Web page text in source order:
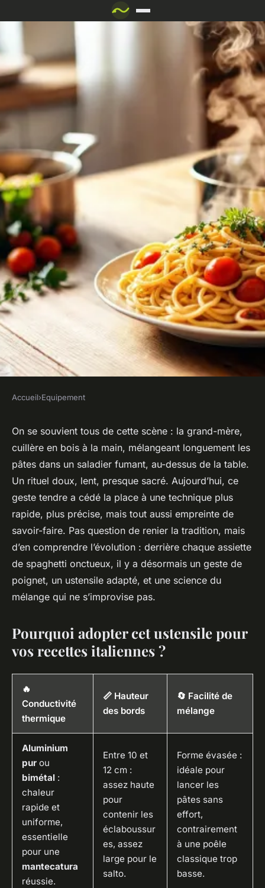
EQUIPEMENT
Explorez les avantages
insoupçonnés de la poêle à
pâtes
Jean-Guillaume •21/05/2026 10:13 •9 min de lecture
Accueil›Equipement
On se souvient tous de cette scène : la grand-mère,
cuillère en bois à la main, mélangeant longuement les
pâtes dans un saladier fumant, au-dessus de la table.
Un rituel doux, lent, presque sacré. Aujourd’hui, ce
geste tendre a cédé la place à une technique plus
rapide, plus précise, mais tout aussi empreinte de
savoir-faire. Pas question de renier la tradition, mais
d’en comprendre l’évolution : derrière chaque assiette
de spaghetti onctueux, il y a désormais un geste de
poignet, un ustensile adapté, et une science du
mélange qui ne s’improvise pas.
Pourquoi adopter cet ustensile pour
vos recettes italiennes ?
🔥
Conductivité
thermique
📏 Hauteur
des bords
🔄 Facilité de
mélange
Aluminium
pur ou
bimétal :
chaleur
rapide et
uniforme,
essentielle
pour une
mantecatura
réussie.
Entre 10 et
12 cm :
assez haute
pour
contenir les
éclaboussur
es, assez
large pour le
salto.
Forme évasée :
idéale pour
lancer les
pâtes sans
effort,
contrairement
à une poêle
classique trop
basse.